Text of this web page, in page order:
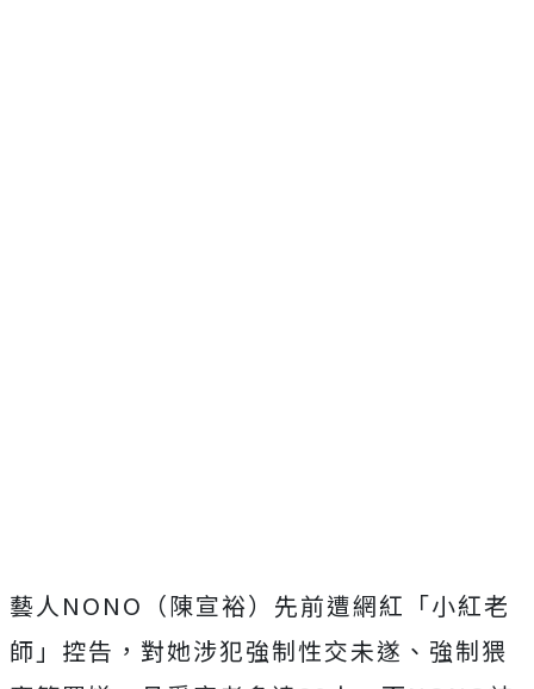
藝人NONO（陳宣裕）先前遭網紅「小紅老
師」控告，對她涉犯強制性交未遂、強制猥